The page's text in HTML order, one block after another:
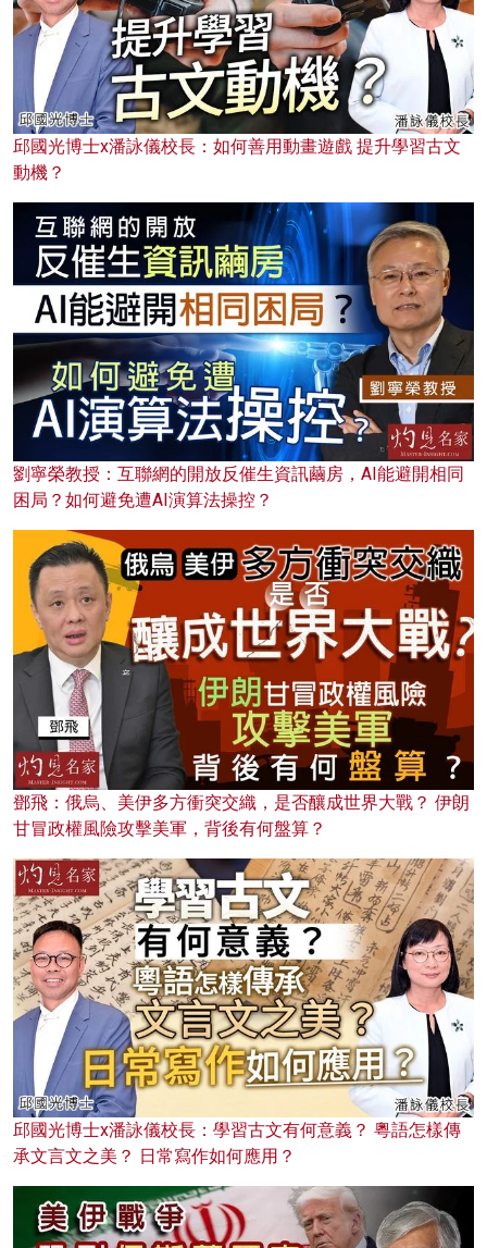
邱國光博士x潘詠儀校長：如何善用動畫遊戲 提升學習古文
動機？
劉寧榮教授：互聯網的開放反催生資訊繭房，AI能避開相同
困局？如何避免遭AI演算法操控？
鄧飛：俄烏、美伊多方衝突交織，是否釀成世界大戰？ 伊朗
甘冒政權風險攻擊美軍，背後有何盤算？
邱國光博士x潘詠儀校長：學習古文有何意義？ 粵語怎樣傳
承文言文之美？ 日常寫作如何應用？